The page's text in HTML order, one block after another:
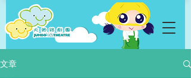
文章